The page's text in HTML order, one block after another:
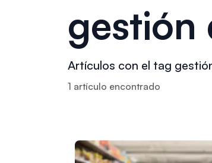
gestión
Artículos con el tag
1 artículo encontrado